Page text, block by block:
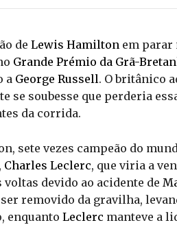
de Lewis Hamilton em parar
Grande Prémio da Grã-
a George Russell. O britânico
se soubesse que perderia
da corrida.
sete vezes campeão do
Charles Leclerc, que viria a
devido ao acidente de
ser removido da gravilha,
enquanto Leclerc manteve a